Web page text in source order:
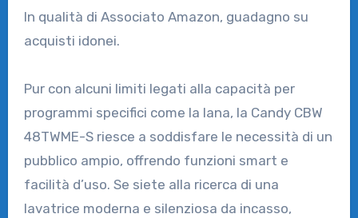
In qualità di Associato Amazon, guadagno su
acquisti idonei.
Pur con alcuni limiti legati alla capacità per
programmi specifici come la lana, la Candy CBW
48TWME-S riesce a soddisfare le necessità di un
pubblico ampio, offrendo funzioni smart e
facilità d’uso. Se siete alla ricerca di una
lavatrice moderna e silenziosa da incasso,